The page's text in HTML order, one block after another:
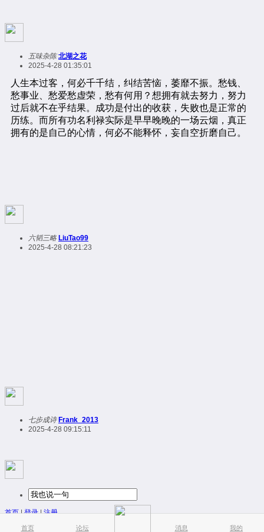
首页 论坛 消息 我的
五味杂陈 北湖之花
2025-4-28 01:35:01
六韬三略 LiuTao99
2025-4-28 08:21:23
七步成诗 Frank_2013
2025-4-28 09:15:11
首页|登录|注册